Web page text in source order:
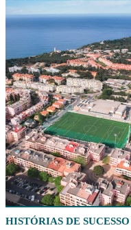
HISTÓRIAS DE SUCESSO